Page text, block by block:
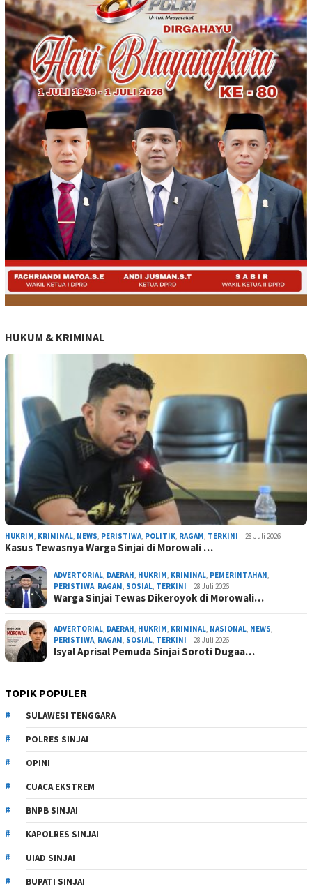
HUKUM & KRIMINAL
HUKRIM, KRIMINAL, NEWS, PERISTIWA, POLITIK, RAGAM, TERKINI 28 Juli 2026
Kasus Tewasnya Warga Sinjai di Morowali …
ADVERTORIAL, DAERAH, HUKRIM, KRIMINAL, PEMERINTAHAN,
PERISTIWA, RAGAM, SOSIAL, TERKINI 28 Juli 2026
Warga Sinjai Tewas Dikeroyok di Morowali…
ADVERTORIAL, DAERAH, HUKRIM, KRIMINAL, NASIONAL, NEWS,
PERISTIWA, RAGAM, SOSIAL, TERKINI 28 Juli 2026
Isyal Aprisal Pemuda Sinjai Soroti Dugaa…
TOPIK POPULER
SULAWESI TENGGARA
POLRES SINJAI
OPINI
CUACA EKSTREM
BNPB SINJAI
KAPOLRES SINJAI
UIAD SINJAI
BUPATI SINJAI